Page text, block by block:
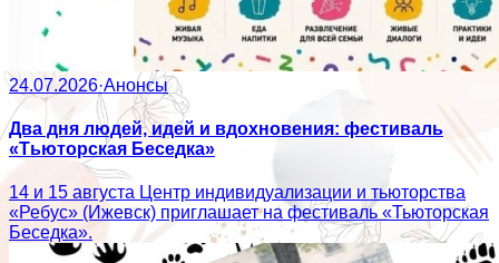
24.07.2026·Анонсы
Два дня людей, идей и вдохновения: фестиваль
«Тьюторская Беседка»
14 и 15 августа Центр индивидуализации и тьюторства
«Ребус» (Ижевск) приглашает на фестиваль «Тьюторская
Беседка».